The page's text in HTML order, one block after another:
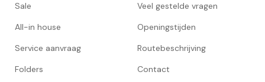
Sale
All-in house
Service aanvraag
Folders
Veel gestelde vragen
Openingstijden
Routebeschrijving
Contact